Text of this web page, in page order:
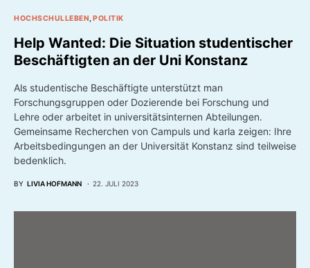
HOCHSCHULLEBEN POLITIK
Help Wanted: Die Situation studentischer
Beschäftigten an der Uni Konstanz
Als studentische Beschäftigte unterstützt man
Forschungsgruppen oder Dozierende bei Forschung und
Lehre oder arbeitet in universitätsinternen Abteilungen.
Gemeinsame Recherchen von Campuls und karla zeigen: Ihre
Arbeitsbedingungen an der Universität Konstanz sind teilweise
bedenklich.
BY LIVIA HOFMANN 22. JULI 2023